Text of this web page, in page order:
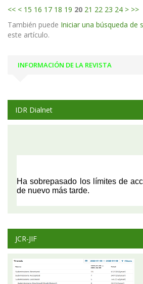
<< < 15 16 17 18 19 20 21 22 23 24 > >>
También puede Iniciar una búsqueda de
este artículo.
INFORMACIÓN DE LA REVISTA
IDR Dialnet
JCR-JIF